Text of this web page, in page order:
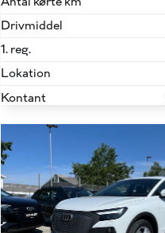
Drivmiddel
1. reg.
Lokation
Kontant